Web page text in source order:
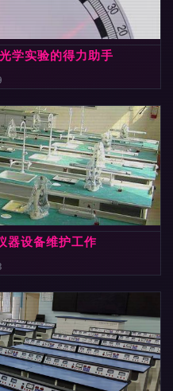
学实验的得力助手
器设备维护工作